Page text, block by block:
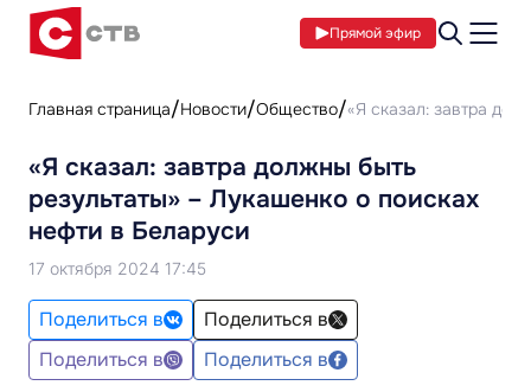
Прямой эфир
Главная страница Новости Общество «Я сказал: завтра
«Я сказал: завтра должны быть
результаты» – Лукашенко о поисках
нефти в Беларуси
17 октября 2024 17:45
Поделиться в
Поделиться в
Поделиться в
Поделиться в